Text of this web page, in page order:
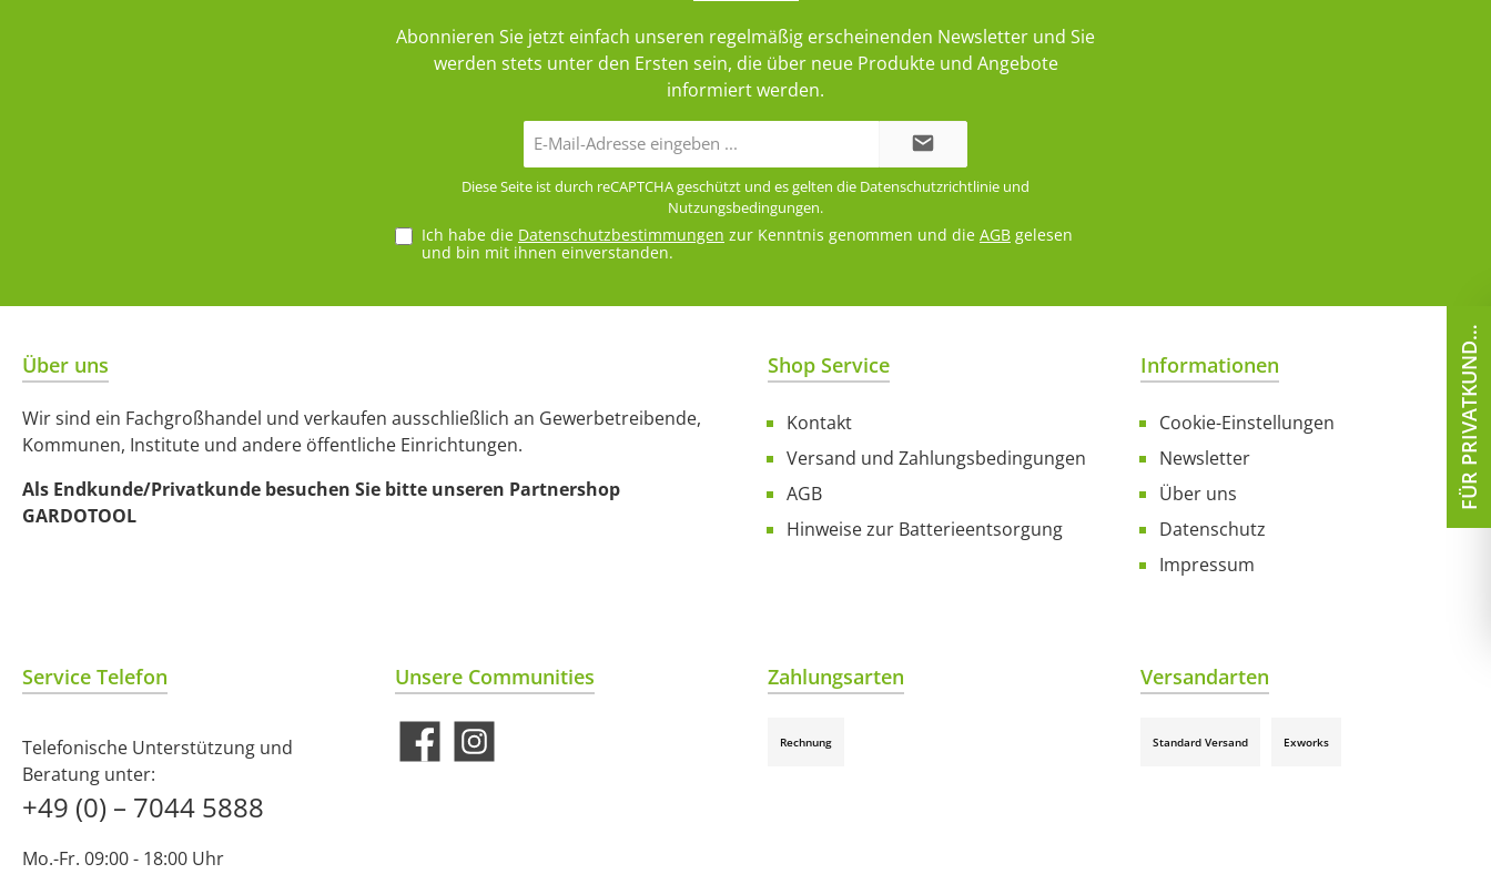
Abonnieren Sie jetzt einfach unseren regelmäßig erscheinenden Newsletter und Sie
werden stets unter den Ersten sein, die über neue Produkte und Angebote
informiert werden.
Mail-
Adresse*
Diese Seite ist durch reCAPTCHA geschützt und es gelten die Datenschutzrichtlinie und
Nutzungsbedingungen.
Ich habe die Datenschutzbestimmungen zur Kenntnis genommen und die AGB gelesen
und bin mit ihnen einverstanden.
Über uns
Wir sind ein Fachgroßhandel und verkaufen ausschließlich an Gewerbetreibende,
Kommunen, Institute und andere öffentliche Einrichtungen.
Als Endkunde/Privatkunde besuchen Sie bitte unseren Partnershop
GARDOTOOL
Shop Service
Kontakt
Versand und Zahlungsbedingungen
AGB
Hinweise zur Batterieentsorgung
Informationen
Cookie-Einstellungen
Newsletter
Über uns
Datenschutz
Impressum
Service Telefon
Telefonische Unterstützung und
Beratung unter:
+49 (0) – 7044 5888
Mo.-Fr. 09:00 - 18:00 Uhr
Unsere Communities
FacebookInstagram
Zahlungsarten
Rechnung
Versandarten
Standard Versand Exworks
FÜR PRIVATKUNDEN